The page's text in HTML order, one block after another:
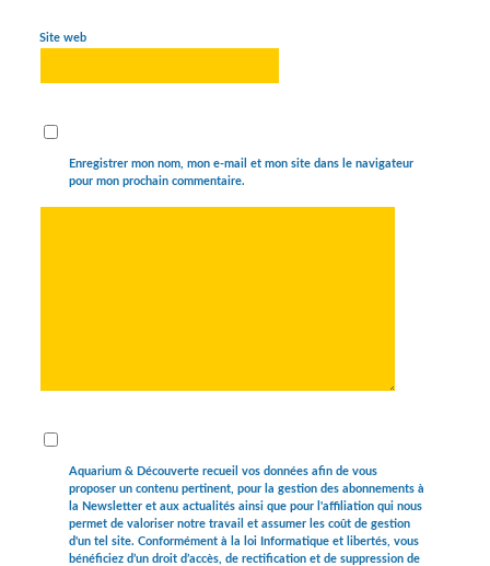
Site web
Enregistrer mon nom, mon e-mail et mon site dans le navigateur
pour mon prochain commentaire.
Aquarium & Découverte recueil vos données afin de vous
proposer un contenu pertinent, pour la gestion des abonnements à
la Newsletter et aux actualités ainsi que pour l'affiliation qui nous
permet de valoriser notre travail et assumer les coût de gestion
d'un tel site. Conformément à la loi Informatique et libertés, vous
bénéficiez d’un droit d’accès, de rectification et de suppression de